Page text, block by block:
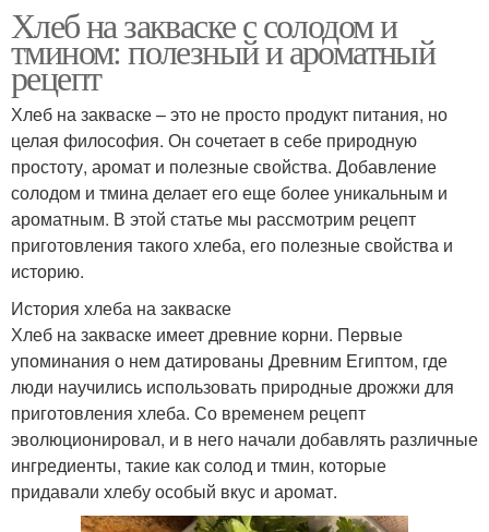
Хлеб на закваске с солодом и
тмином: полезный и ароматный
рецепт
Хлеб на закваске – это не просто продукт питания, но
целая философия. Он сочетает в себе природную
простоту, аромат и полезные свойства. Добавление
солодом и тмина делает его еще более уникальным и
ароматным. В этой статье мы рассмотрим рецепт
приготовления такого хлеба, его полезные свойства и
историю.
История хлеба на закваске
Хлеб на закваске имеет древние корни. Первые
упоминания о нем датированы Древним Египтом, где
люди научились использовать природные дрожжи для
приготовления хлеба. Со временем рецепт
эволюционировал, и в него начали добавлять различные
ингредиенты, такие как солод и тмин, которые
придавали хлебу особый вкус и аромат.